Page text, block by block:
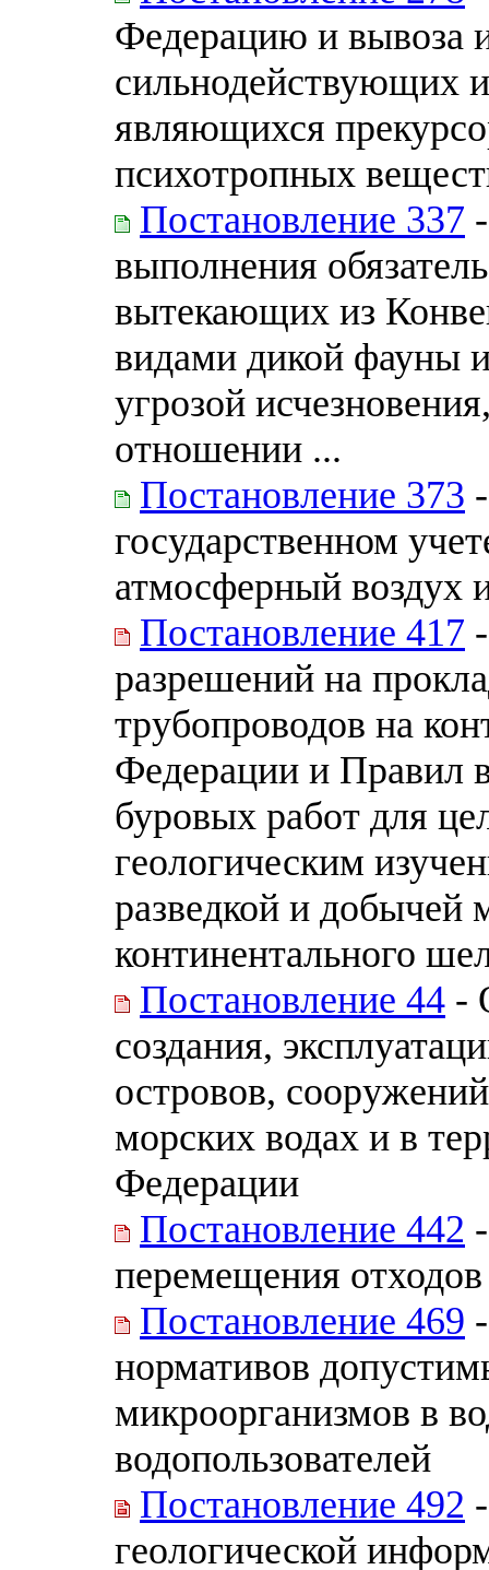
Федерацию и вывоза
сильнодействующих
являющихся
психотропных
Постановление 337
выполнения
вытекающих из
видами дикой фауны
угрозой
отношении ...
Постановление 373
государственном
атмосферный воздух
Постановление 417
разрешений на
трубопроводов на
Федерации и Правил
буровых работ для
геологическим
разведкой и добычей
континентального
Постановление 44 -
создания,
островов,
морских водах и в
Федерации
Постановление 442
перемещения отходов
Постановление 469
нормативов
микроорганизмов в
водопользователей
Постановление 492
геологической